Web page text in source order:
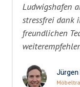
Ludwigshafen
stressfrei dank
freundlichen
Jürgen